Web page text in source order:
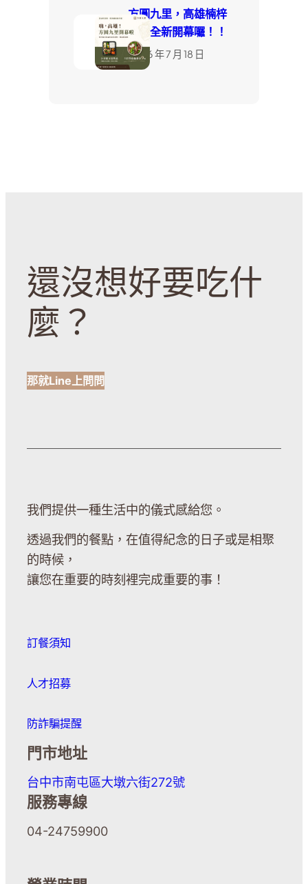
方圓九里，高雄楠梓
店，全新開幕囉！！
2026 年 7 月 18 日
還沒想好要吃什
麼？
那就Line上問問
我們提供一種生活中的儀式感給您。
透過我們的餐點，在值得紀念的日子或是相聚
的時候，
讓您在重要的時刻裡完成重要的事！
訂餐須知
人才招募
防詐騙提醒
門市地址
台中市南屯區大墩六街272號
服務專線
04-24759900